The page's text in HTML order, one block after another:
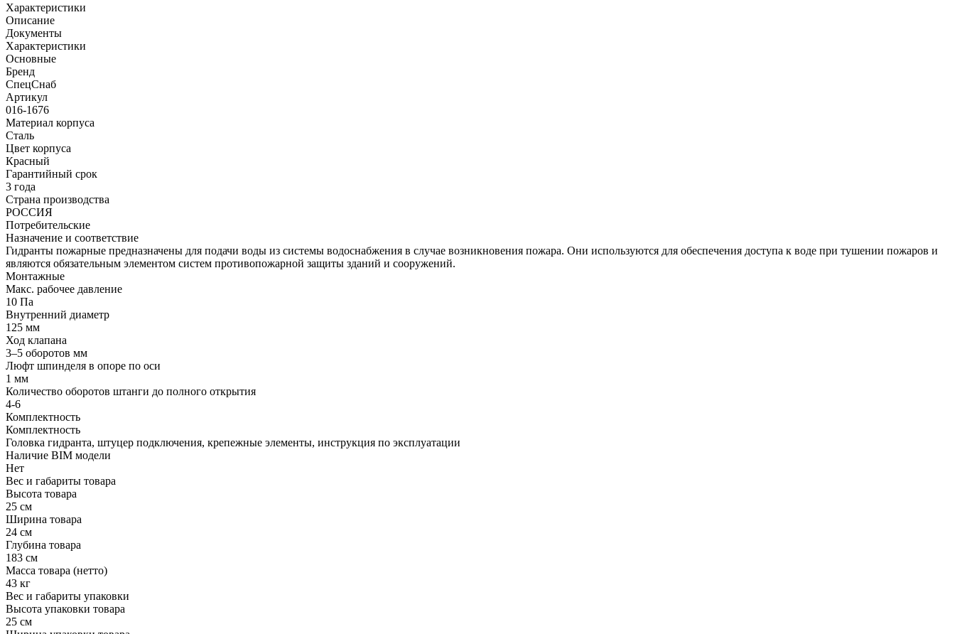
Характеристики
Описание
Документы
Характеристики
Основные
Бренд
СпецСнаб
Артикул
016-1676
Материал корпуса
Сталь
Цвет корпуса
Красный
Гарантийный срок
3 года
Страна производства
РОССИЯ
Потребительские
Назначение и соответствие
Гидранты пожарные предназначены для подачи воды из системы водоснабжения в случае возникновения пожара. Они используются для обеспечения доступа к воде при тушении пожаров и
являются обязательным элементом систем противопожарной защиты зданий и сооружений.
Монтажные
Макс. рабочее давление
10 Па
Внутренний диаметр
125 мм
Ход клапана
3–5 оборотов мм
Люфт шпинделя в опоре по оси
1 мм
Количество оборотов штанги до полного открытия
4-6
Комплектность
Комплектность
Головка гидранта, штуцер подключения, крепежные элементы, инструкция по эксплуатации
Наличие BIM модели
Нет
Вес и габариты товара
Высота товара
25 см
Ширина товара
24 см
Глубина товара
183 см
Масса товара (нетто)
43 кг
Вес и габариты упаковки
Высота упаковки товара
25 см